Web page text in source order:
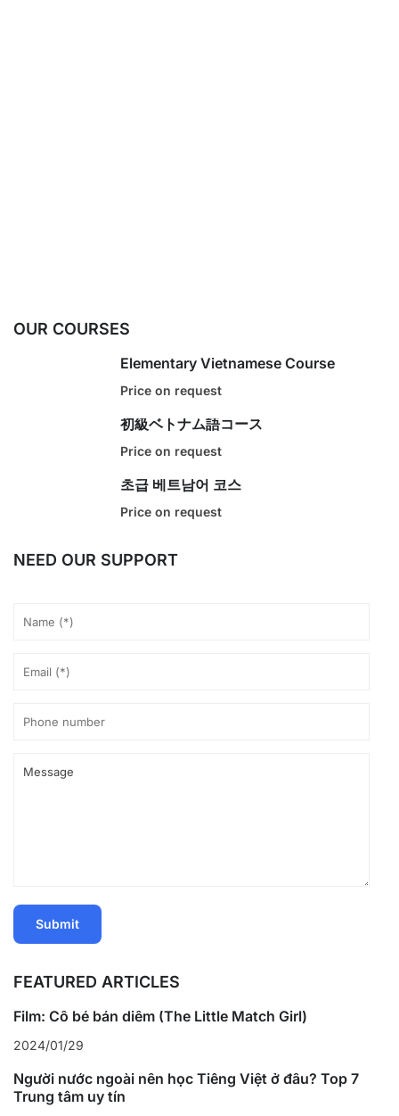
OUR COURSES
Elementary Vietnamese Course
Price on request
初級ベトナム語コース
Price on request
초급 베트남어 코스
Price on request
NEED OUR SUPPORT
FEATURED ARTICLES
Film: Cô bé bán diêm (The Little Match Girl)
2024/01/29
Người nước ngoài nên học Tiếng Việt ở đâu? Top 7
Trung tâm uy tín